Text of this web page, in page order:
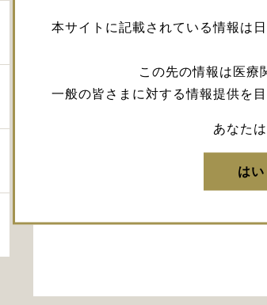
本サイトに記載されている情報は
この先の情報は医療
一般の皆さまに対する情報提供を
あなた
はい